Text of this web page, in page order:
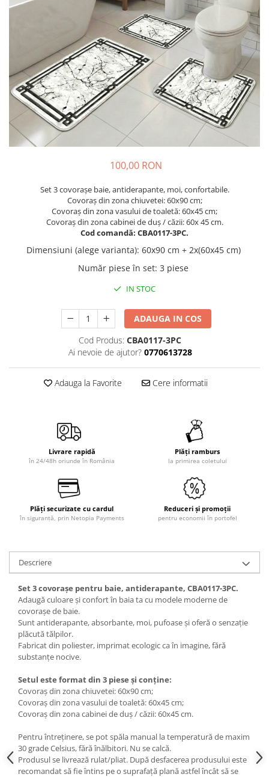
Huse de protecție
Huse de protectie pat finet
Huse de protecție scaun
Prosoape
Prosoape de baie
Electrocasnice
Cântare electronice
100,00 RON
Set 3 covorașe baie, antiderapante, moi, confortabile.
Covoraș din zona chiuvetei: 60x90 cm;
Covoraș din zona vasului de toaletă: 60x45 cm;
Covoraș din zona cabinei de duș / căzii: 60x 45 cm.
Cod comandă: CBA0117-3PC.
Dimensiuni (alege varianta): 60x90 cm + 2x(60x45 cm)
Număr piese în set: 3 piese
IN STOC
ADAUGA IN COS
Cod Produs: CBA0117-3PC
Ai nevoie de ajutor? 0770613728
Adauga la Favorite Cere informatii
Livrare rapidă
în 24/48h oriunde în România
Plăți ramburs
la primirea coletului
Plăți securizate cu cardul
în siguranță, prin Netopia Payments
Reduceri și promoții
pentru economii în portofel
Descriere
Set 3 covorașe pentru baie, antiderapante, CBA0117-3PC.
Adaugă culoare și confort în baia ta cu modele moderne de
covorașe de baie.
Sunt antiderapante, absorbante, moi, pufoase și oferă o senzație
plăcută tălpilor.
Fabricat din poliester, imprimat ecologic ca în imagine, fără
substanțe nocive.
Setul este format din 3 piese și conține:
Covoraș din zona chiuvetei: 60x90 cm;
Covoraș din zona vasului de toaletă: 60x45 cm;
Covoraș din zona cabinei de duș / căzii: 60x45 cm.
Pentru întreținere, se pot spăla manual la temperatură de maxim
30 grade Celsius, fără înălbitori. Nu se calcă.
Produsul se livrează rulat/pliat. După desfacerea produsului este
recomandat să fie întins pe o suprafață plană astfel încât să se